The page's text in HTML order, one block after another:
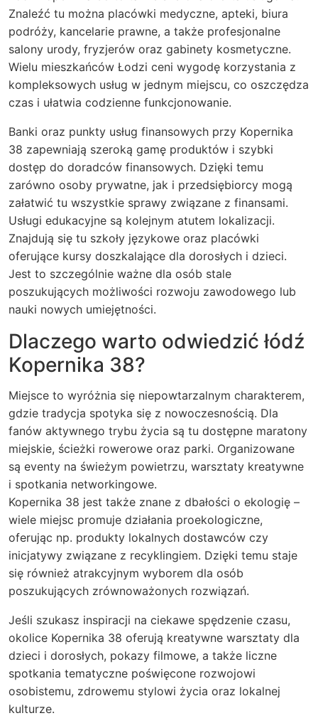
Znaleźć tu można placówki medyczne, apteki, biura
podróży, kancelarie prawne, a także profesjonalne
salony urody, fryzjerów oraz gabinety kosmetyczne.
Wielu mieszkańców Łodzi ceni wygodę korzystania z
kompleksowych usług w jednym miejscu, co oszczędza
czas i ułatwia codzienne funkcjonowanie.
Banki oraz punkty usług finansowych przy Kopernika
38 zapewniają szeroką gamę produktów i szybki
dostęp do doradców finansowych. Dzięki temu
zarówno osoby prywatne, jak i przedsiębiorcy mogą
załatwić tu wszystkie sprawy związane z finansami.
Usługi edukacyjne są kolejnym atutem lokalizacji.
Znajdują się tu szkoły językowe oraz placówki
oferujące kursy doszkalające dla dorosłych i dzieci.
Jest to szczególnie ważne dla osób stale
poszukujących możliwości rozwoju zawodowego lub
nauki nowych umiejętności.
Dlaczego warto odwiedzić łódź
Kopernika 38?
Miejsce to wyróżnia się niepowtarzalnym charakterem,
gdzie tradycja spotyka się z nowoczesnością. Dla
fanów aktywnego trybu życia są tu dostępne maratony
miejskie, ścieżki rowerowe oraz parki. Organizowane
są eventy na świeżym powietrzu, warsztaty kreatywne
i spotkania networkingowe.
Kopernika 38 jest także znane z dbałości o ekologię –
wiele miejsc promuje działania proekologiczne,
oferując np. produkty lokalnych dostawców czy
inicjatywy związane z recyklingiem. Dzięki temu staje
się również atrakcyjnym wyborem dla osób
poszukujących zrównoważonych rozwiązań.
Jeśli szukasz inspiracji na ciekawe spędzenie czasu,
okolice Kopernika 38 oferują kreatywne warsztaty dla
dzieci i dorosłych, pokazy filmowe, a także liczne
spotkania tematyczne poświęcone rozwojowi
osobistemu, zdrowemu stylowi życia oraz lokalnej
kulturze.